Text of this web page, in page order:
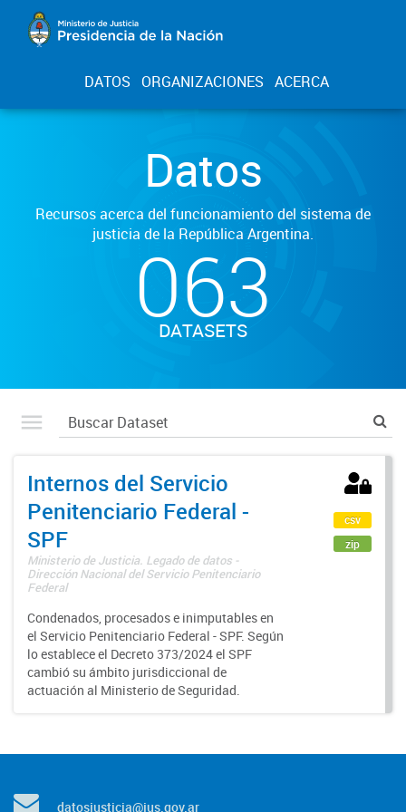
DATOS ORGANIZACIONES ACERCA
Datos
Recursos acerca del funcionamiento del sistema de
justicia de la República Argentina.
063
DATASETS
Internos del Servicio
Penitenciario Federal -
SPF
Ministerio de Justicia. Legado de datos -
Dirección Nacional del Servicio Penitenciario
Federal
Condenados, procesados e inimputables en
el Servicio Penitenciario Federal - SPF. Según
lo establece el Decreto 373/2024 el SPF
cambió su ámbito jurisdiccional de
actuación al Ministerio de Seguridad.
csv
zip
datosjusticia@jus.gov.ar